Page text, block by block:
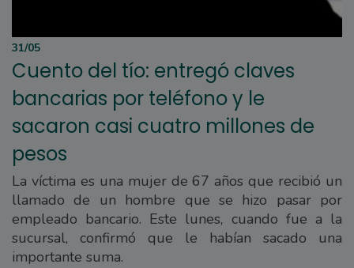
31/05
Cuento del tío: entregó claves
bancarias por teléfono y le
sacaron casi cuatro millones de
pesos
La víctima es una mujer de 67 años que recibió un
llamado de un hombre que se hizo pasar por
empleado bancario. Este lunes, cuando fue a la
sucursal, confirmó que le habían sacado una
importante suma.